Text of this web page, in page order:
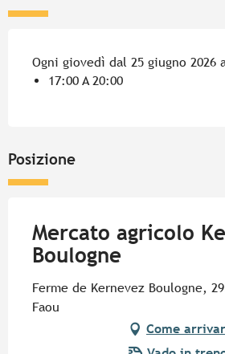
Ogni giovedì dal 25 giugno 2026
17:00 A 20:00
Posizione
Mercato agricolo
Boulogne
Ferme de Kernevez Boulogne,
Faou
Come